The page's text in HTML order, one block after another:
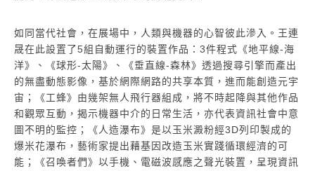
如同當代社會，在展場中，人類與機器的心智彼此滲入。王連
晟在此設置了5組自動運行的裝置作品：3件程式《地平線-海
洋》、《球形-太陽》、《垂直線-森林》透過搜尋引擎而產出
的無盡動態影像，基於網際網路的共享本質，進而能創造元宇
宙；《工蜂》由幾架無人飛行器組成，將不時起降與其他作品
和觀眾互動，揭示機器中介的日常生活，亦代表資訊社會中意
圖不明的監控；《人造瀑布》是以玉米澱粉經3D列印製成的
爆米花瀑布，藝術家提出藉基因改造玉米實踐循環經濟的可
能；《召喚者們》以手機、電磁波感應之聲光裝置，呈現資訊